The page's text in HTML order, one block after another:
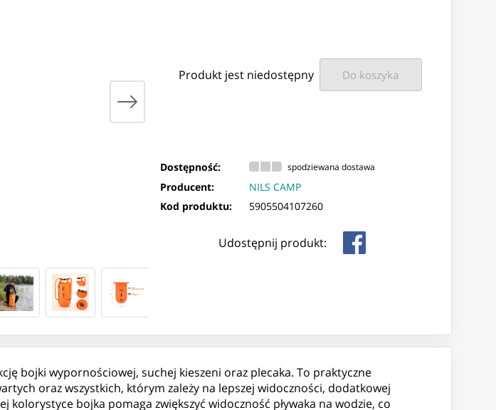
Produkt jest niedostępny Do koszyka
Dostępność: spodziewana dostawa
Producent:
NILS CAMP
Kod produktu:
5905504107260
Udostępnij produkt:
bojki wypornościowej, suchej kieszeni oraz plecaka. To praktyczne
oraz wszystkich, którym zależy na lepszej widoczności, dodatkowej
bojka pomaga zwiększyć widoczność pływaka na wodzie, co